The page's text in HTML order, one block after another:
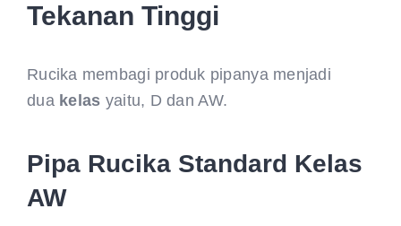
Tekanan Tinggi
Rucika membagi produk pipanya menjadi
dua kelas yaitu, D dan AW.
Pipa Rucika Standard Kelas
AW